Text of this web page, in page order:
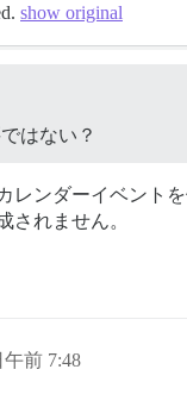
show original
はない？
レンダーイベント
されません。
午前 7:48